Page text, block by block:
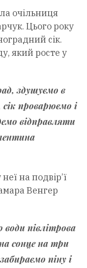
очільниця
Цього року
сік.
який росте у
здушуємо в
проварюємо і
відправляти
на подвір’ї
Венгер
води півлітрова
сонце на три
піну і